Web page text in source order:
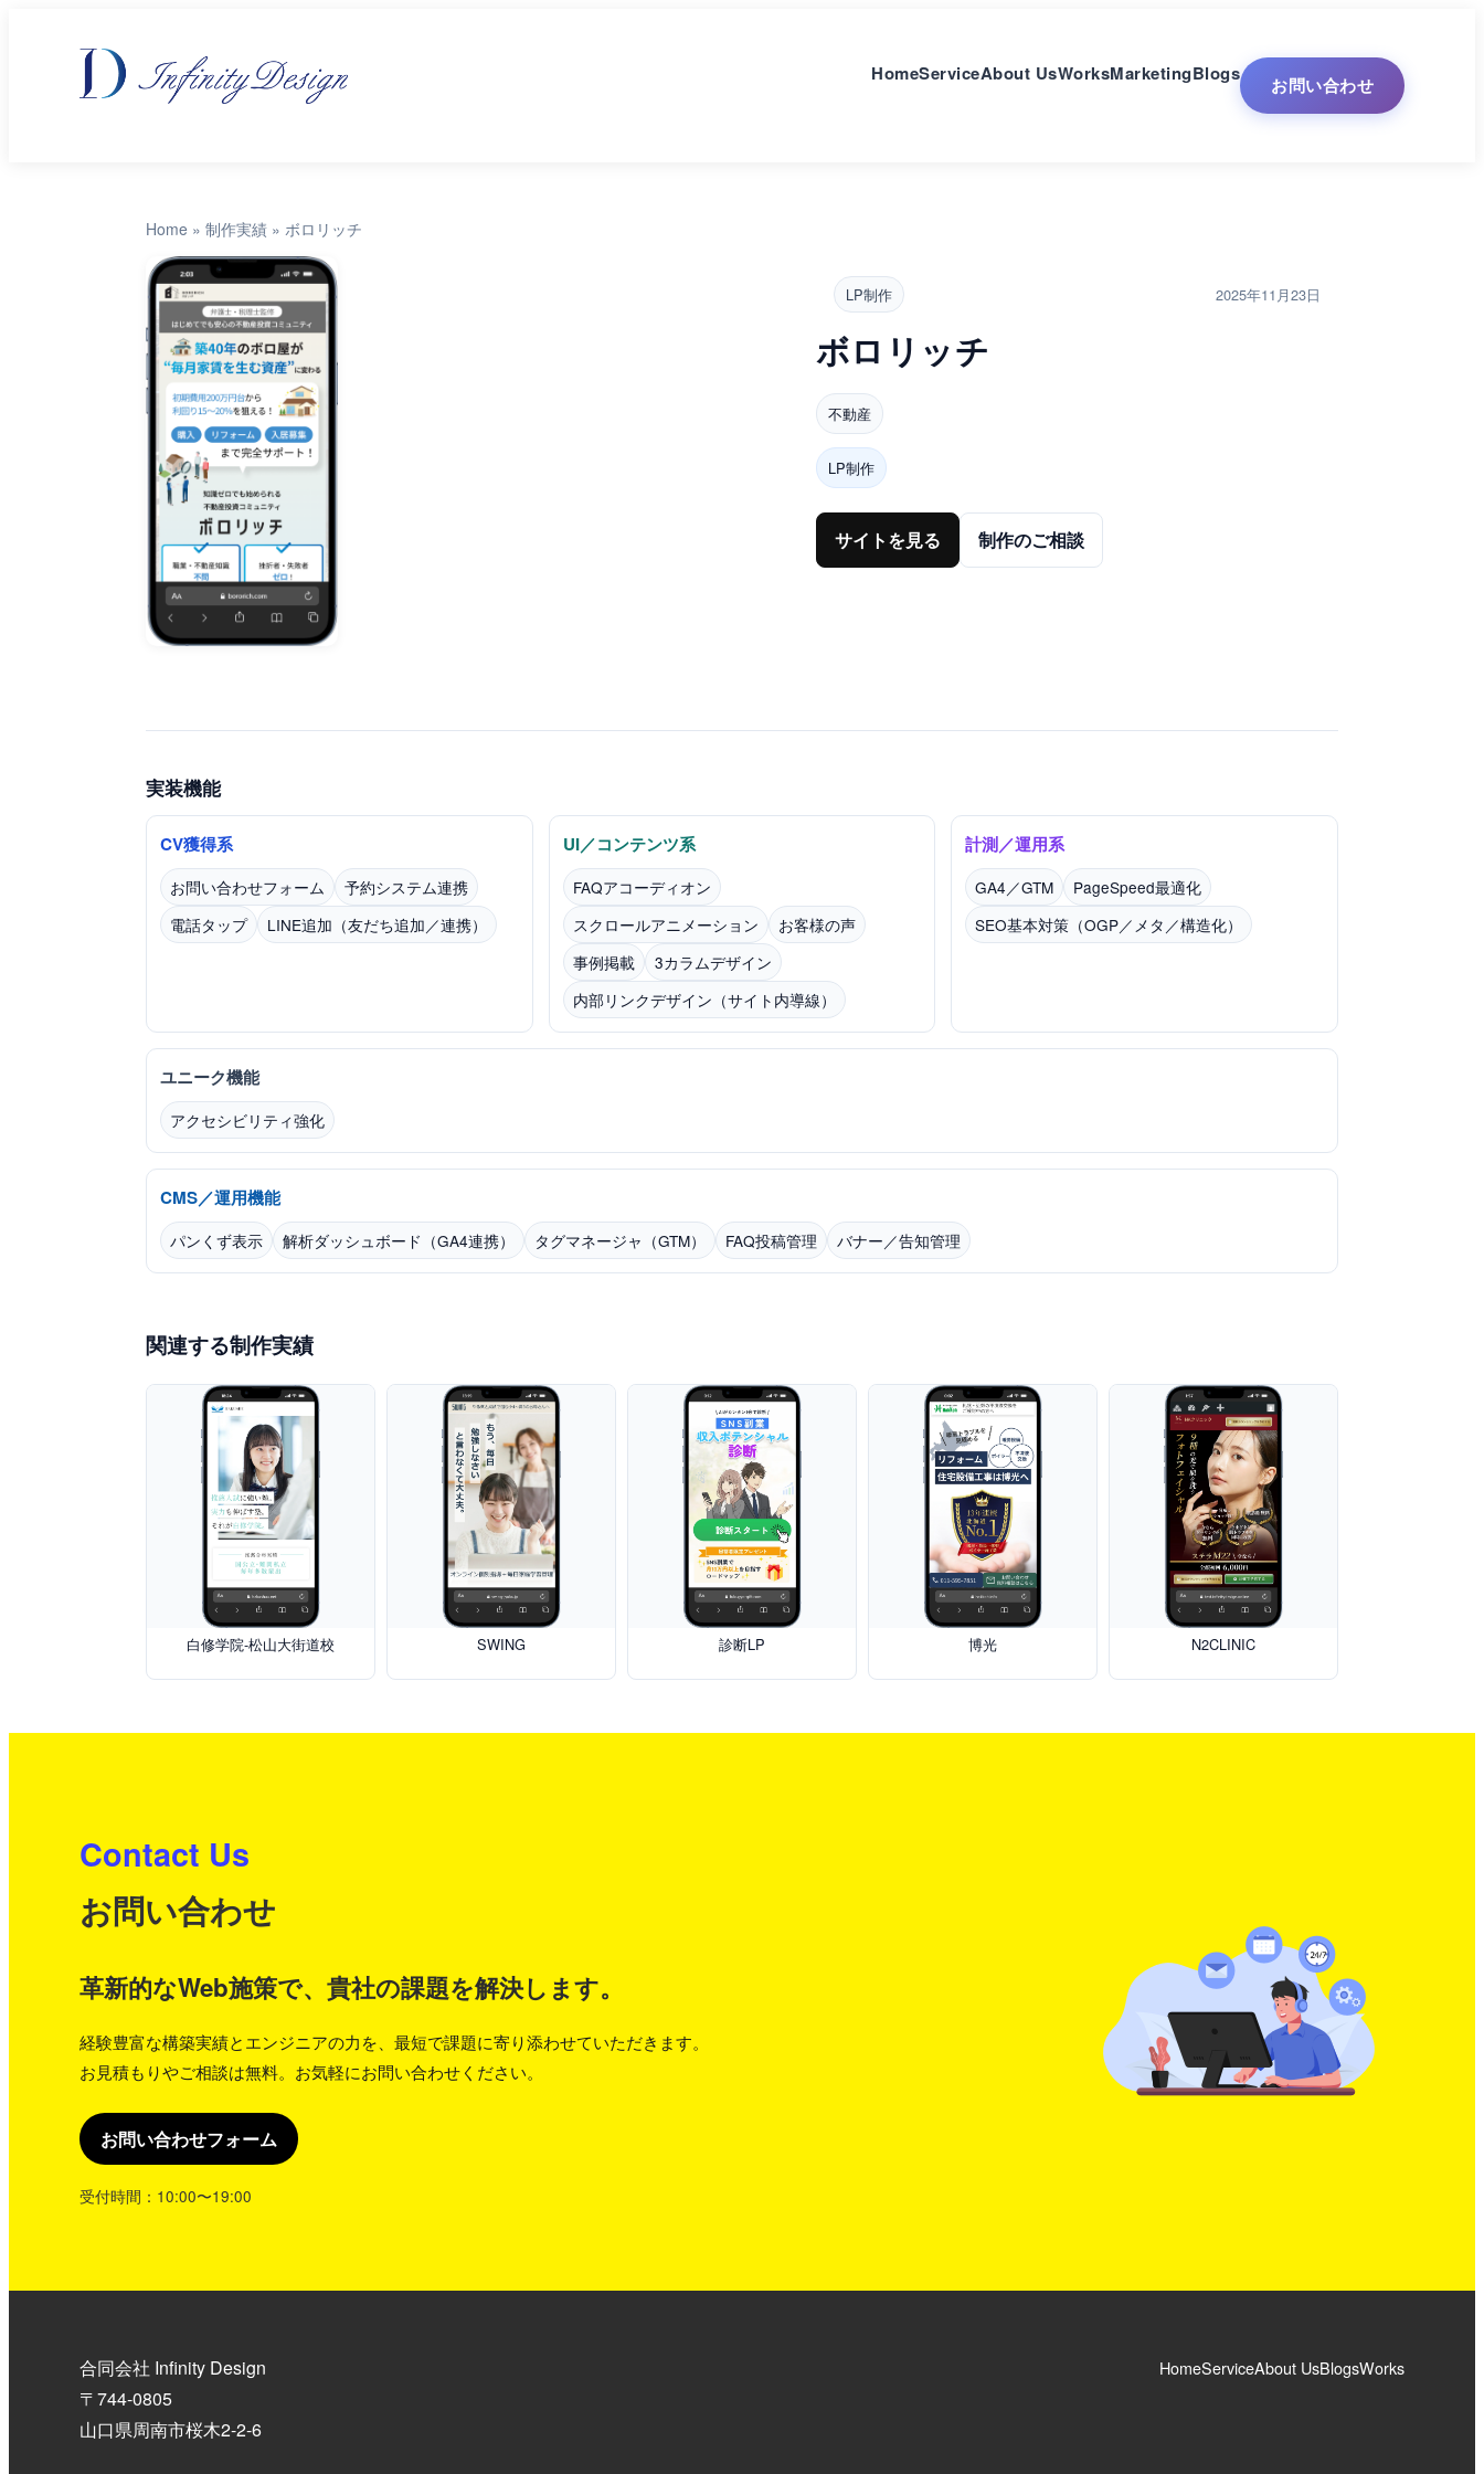
HomeServiceAbout UsWorksMarketingBlogs お問い合わせ
Home » 制作実績 » ボロリッチ
LP制作 2025年11月23日
ボロリッチ
不動産
LP制作
サイトを見る 制作のご相談
実装機能
CV獲得系
お問い合わせフォーム
予約システム連携
電話タップ
LINE追加（友だち追加／連携）
UI／コンテンツ系
FAQアコーディオン
スクロールアニメーション
お客様の声
事例掲載
3カラムデザイン
内部リンクデザイン（サイト内導線）
計測／運用系
GA4／GTM
PageSpeed最適化
SEO基本対策（OGP／メタ／構造化）
ユニーク機能
アクセシビリティ強化
CMS／運用機能
パンくず表示 解析ダッシュボード（GA4連携） タグマネージャ（GTM） FAQ投稿管理 バナー／告知管理
関連する制作実績
白修学院-松山大街道校 SWING 診断LP 博光 N2CLINIC
Contact Us
お問い合わせ
革新的なWeb施策で、貴社の課題を解決します。
経験豊富な構築実績とエンジニアの力を、最短で課題に寄り添わせていただきます。
お見積もりやご相談は無料。お気軽にお問い合わせください。
お問い合わせフォーム
受付時間：10:00〜19:00
合同会社 Infinity Design
〒744-0805
山口県周南市桜木2-2-6
HomeServiceAbout UsBlogsWorks